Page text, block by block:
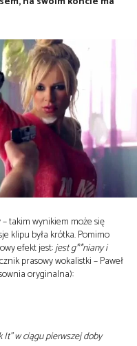
takim wynikiem może się
klipu była krótka. Pomimo
efekt jest:jest g**niany i
prasowy wokalistki – Paweł
oryginalna):
It” w ciągu pierwszej doby